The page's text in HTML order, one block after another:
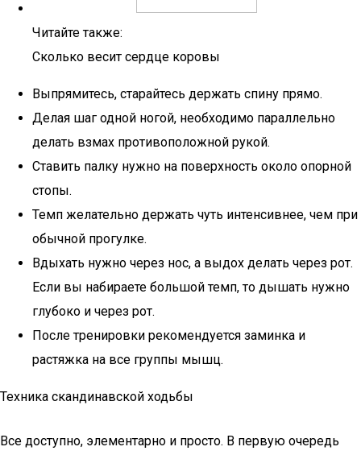
Читайте также:
Сколько весит сердце коровы
Выпрямитесь, старайтесь держать спину прямо.
Делая шаг одной ногой, необходимо параллельно
делать взмах противоположной рукой.
Ставить палку нужно на поверхность около опорной
стопы.
Темп желательно держать чуть интенсивнее, чем при
обычной прогулке.
Вдыхать нужно через нос, а выдох делать через рот.
Если вы набираете большой темп, то дышать нужно
глубоко и через рот.
После тренировки рекомендуется заминка и
растяжка на все группы мышц.
Техника скандинавской ходьбы
Все доступно, элементарно и просто. В первую очередь